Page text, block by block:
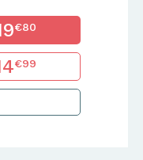
€80
€99